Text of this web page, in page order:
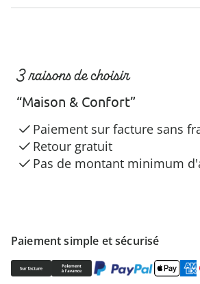
Paiement simple et sécurisé
3 raisons de choisir
“Maison & Confort”
Paiement sur facture sans
Retour gratuit
Pas de montant minimum